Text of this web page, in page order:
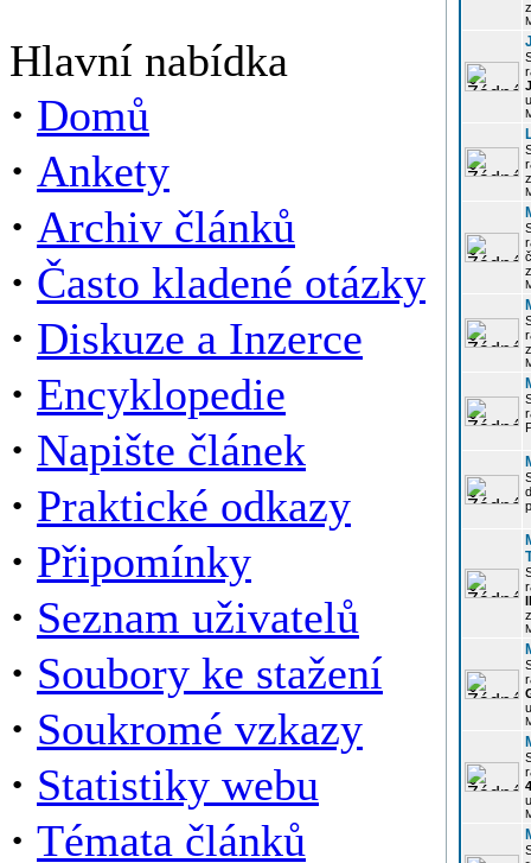
Hlavní nabídka
· Domů
· Ankety
· Archiv článků
· Často kladené otázky
· Diskuze a Inzerce
· Encyklopedie
· Napište článek
· Praktické odkazy
· Připomínky
· Seznam uživatelů
· Soubory ke stažení
· Soukromé vzkazy
· Statistiky webu
· Témata článků